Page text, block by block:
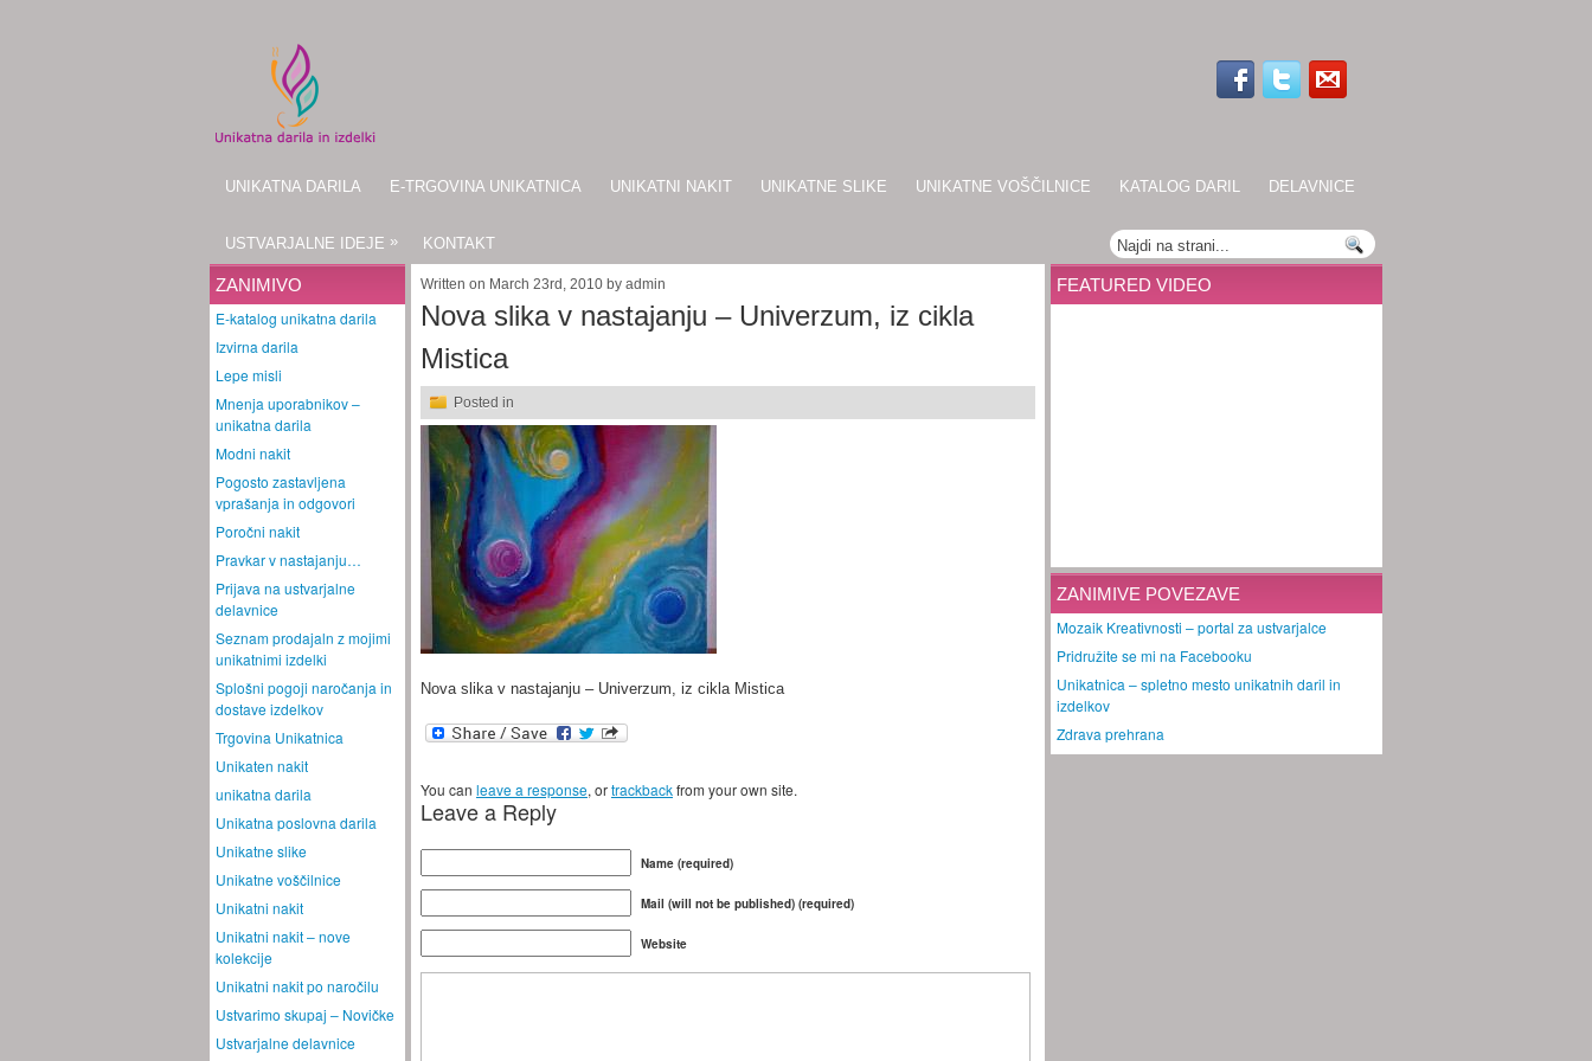
UNIKATNA DARILA E-TRGOVINA UNIKATNICA UNIKATNI NAKIT UNIKATNE SLIKE UNIKATNE VOŠČILNICE KATALOG DARIL DELAVNICE
USTVARJALNE IDEJE » KONTAKT
ZANIMIVO
E-katalog unikatna darila
Izvirna darila
Lepe misli
Mnenja uporabnikov –
unikatna darila
Modni nakit
Pogosto zastavljena
vprašanja in odgovori
Poročni nakit
Pravkar v nastajanju…
Prijava na ustvarjalne
delavnice
Seznam prodajaln z mojimi
unikatnimi izdelki
Splošni pogoji naročanja in
dostave izdelkov
Trgovina Unikatnica
Unikaten nakit
unikatna darila
Unikatna poslovna darila
Unikatne slike
Unikatne voščilnice
Unikatni nakit
Unikatni nakit – nove
kolekcije
Unikatni nakit po naročilu
Ustvarimo skupaj – Novičke
Ustvarjalne delavnice
Written on March 23rd, 2010 by admin
Nova slika v nastajanju – Univerzum, iz cikla
Mistica
Posted in
Nova slika v nastajanju – Univerzum, iz cikla Mistica
You can leave a response, ortrackbackfrom your own site.
Leave a Reply
Name (required)
Mail (will not be published) (required)
Website
FEATURED VIDEO
ZANIMIVE POVEZAVE
Mozaik Kreativnosti – portal za ustvarjalce
Pridružite se mi na Facebooku
Unikatnica – spletno mesto unikatnih daril in
izdelkov
Zdrava prehrana